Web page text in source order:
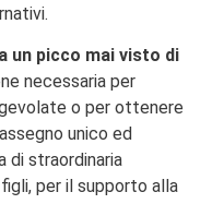
un picco mai visto di
necessaria per
o per ottenere
unico ed
di straordinaria
per il supporto alla